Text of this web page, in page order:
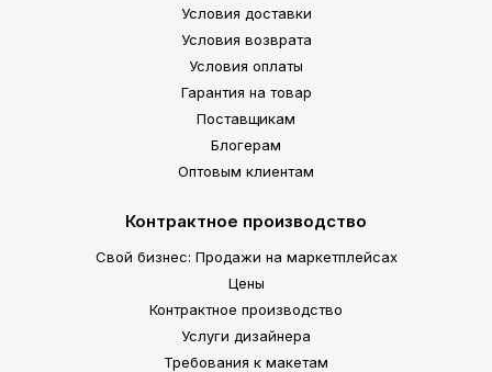
Условия доставки
Условия возврата
Условия оплаты
Гарантия на товар
Поставщикам
Блогерам
Оптовым клиентам
Контрактное производство
Свой бизнес: Продажи на маркетплейсах
Цены
Контрактное производство
Услуги дизайнера
Требования к макетам